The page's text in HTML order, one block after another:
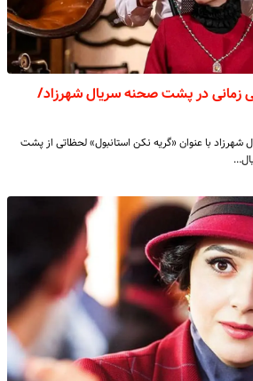
زمانی در پشت صحنه سریال شهرزاد/
شهرزاد با عنوان «گریه نکن استانبول» لحظاتی از پشت